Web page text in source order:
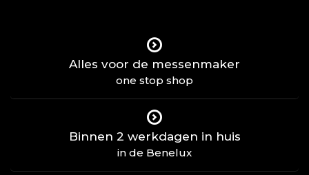
Alles voor de messenmaker
one stop shop
Binnen 2 werkdagen in huis
in de Benelux